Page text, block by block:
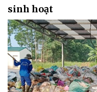
sinh hoạt